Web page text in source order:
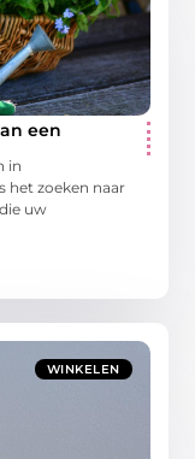
een
in
het zoeken naar
uw
WINKELEN